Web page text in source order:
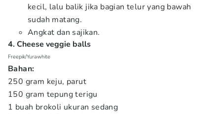
kecil, lalu balik jika bagian telur yang bawah
sudah matang.
Angkat dan sajikan.
4. Cheese veggie balls
Freepik/Yurawhite
Bahan:
250 gram keju, parut
150 gram tepung terigu
1 buah brokoli ukuran sedang